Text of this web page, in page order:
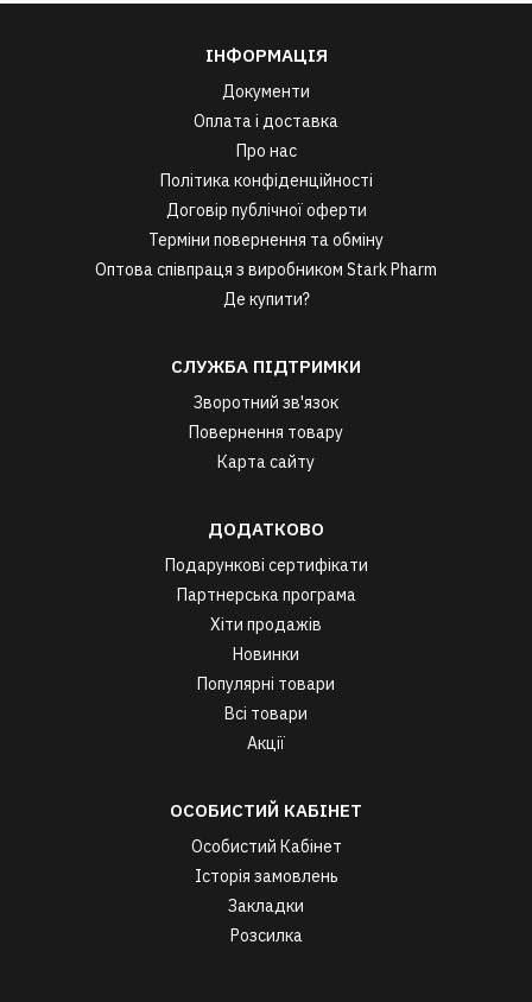
ІНФОРМАЦІЯ
Документи
Оплата і доставка
Про нас
Політика конфіденційності
Договір публічної оферти
Терміни повернення та обміну
Оптова співпраця з виробником Stark Pharm
Де купити?
СЛУЖБА ПІДТРИМКИ
Зворотний зв'язок
Повернення товару
Карта сайту
ДОДАТКОВО
Подарункові сертифікати
Партнерська програма
Хіти продажів
Новинки
Популярні товари
Всі товари
Акції
ОСОБИСТИЙ КАБІНЕТ
Особистий Кабінет
Історія замовлень
Закладки
Розсилка